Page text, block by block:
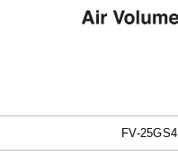
FV-25GS4